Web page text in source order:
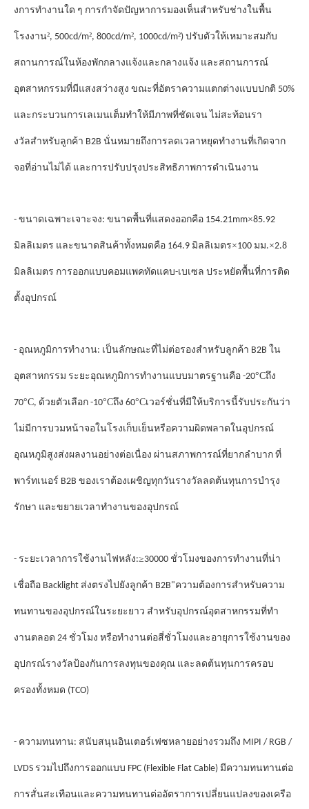
งการทํางานใด ๆ การกําจัดปัญหาการมองเห็นสําหรับช่างในพื้น
โรงงาน², 500cd/m², 800cd/m², 1000cd/m²) ปรับตัวให้เหมาะสมกับ
สถานการณ์ในห้องพักกลางแจ้งและกลางแจ้ง และสถานการณ์
อุตสาหกรรมที่มีแสงสว่างสูง ขณะที่อัตราความแตกต่างแบบปกติ 50%
และกระบวนการเลเมนเต็มทําให้มีภาพที่ชัดเจน ไม่สะท้อนรา
งวัลสําหรับลูกค้า B2B นั่นหมายถึงการลดเวลาหยุดทํางานที่เกิดจาก
จอที่อ่านไม่ได้ และการปรับปรุงประสิทธิภาพการดําเนินงาน
- ขนาดเฉพาะเจาะจง: ขนาดพื้นที่แสดงออกคือ 154.21mm×85.92
มิลลิเมตร และขนาดสินค้าทั้งหมดคือ 164.9 มิลลิเมตร×100 มม.×2.8
มิลลิเมตร การออกแบบคอมแพคทัดแคบ-เบเซล ประหยัดพื้นที่การติด
ตั้งอุปกรณ์
- อุณหภูมิการทํางาน: เป็นลักษณะที่ไม่ต่อรองสําหรับลูกค้า B2B ใน
อุตสาหกรรม ระยะอุณหภูมิการทํางานแบบมาตรฐานคือ -20°Cถึง
70°C, ด้วยตัวเลือก -10°Cถึง 60°Cเวอร์ชั่นที่มีให้บริการนี้รับประกันว่า
ไม่มีการบวมหน้าจอในโรงเก็บเย็นหรือความผิดพลาดในอุปกรณ์
อุณหภูมิสูงส่งผลงานอย่างต่อเนื่อง ผ่านสภาพการณ์ที่ยากลําบาก ที่
พาร์ทเนอร์ B2B ของเราต้องเผชิญทุกวันรางวัลลดต้นทุนการบํารุง
รักษา และขยายเวลาทํางานของอุปกรณ์
- ระยะเวลาการใช้งานไฟหลัง:≥30000 ชั่วโมงของการทํางานที่น่า
เชื่อถือ Backlight ส่งตรงไปยังลูกค้า B2B"ความต้องการสําหรับความ
ทนทานของอุปกรณ์ในระยะยาว สําหรับอุปกรณ์อุตสาหกรรมที่ทํา
งานตลอด 24 ชั่วโมง หรือทํางานต่อสี่ชั่วโมงและอายุการใช้งานของ
อุปกรณ์รางวัลป้องกันการลงทุนของคุณ และลดต้นทุนการครอบ
ครองทั้งหมด (TCO)
- ความทนทาน: สนับสนุนอินเตอร์เฟซหลายอย่างรวมถึง MIPI / RGB /
LVDS รวมไปถึงการออกแบบ FPC (Flexible Flat Cable) มีความทนทานต่อ
การสั่นสะเทือนและความทนทานต่ออัตราการเปลี่ยนแปลงของเครือ